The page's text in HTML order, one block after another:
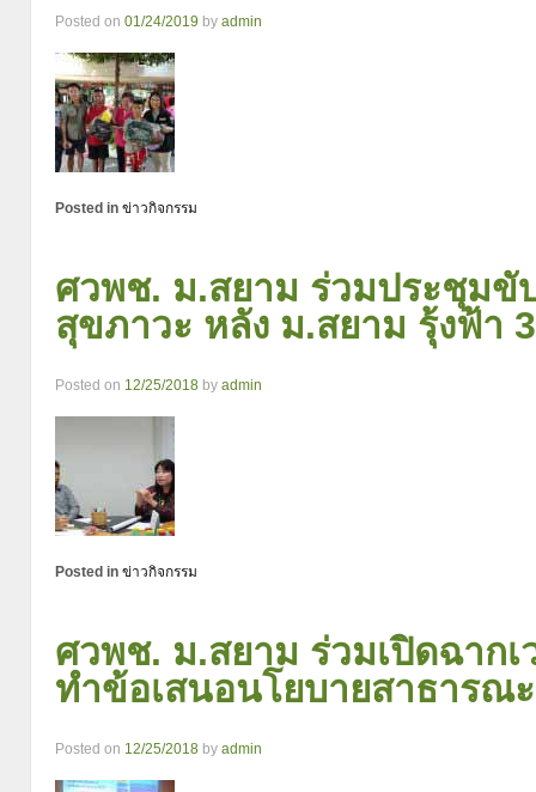
Posted on 01/24/2019 by admin
Posted in ข่าวกิจกรรม
ศวพช. ม.สยาม ร่วมประชุม
สุขภาวะ หลัง ม.สยาม รุ้งฟ้า
Posted on 12/25/2018 by admin
Posted in ข่าวกิจกรรม
ศวพช. ม.สยาม ร่วมเปิดฉาก
ทำข้อเสนอนโยบายสาธารณะ
Posted on 12/25/2018 by admin